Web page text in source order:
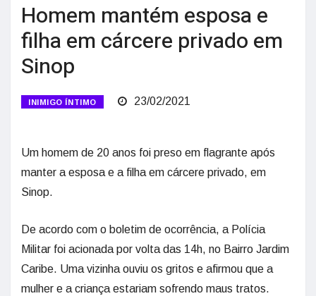
Homem mantém esposa e
filha em cárcere privado em
Sinop
INIMIGO ÍNTIMO 23/02/2021
Um homem de 20 anos foi preso em flagrante após
manter a esposa e a filha em cárcere privado, em
Sinop.
De acordo com o boletim de ocorrência, a Polícia
Militar foi acionada por volta das 14h, no Bairro Jardim
Caribe. Uma vizinha ouviu os gritos e afirmou que a
mulher e a criança estariam sofrendo maus tratos.